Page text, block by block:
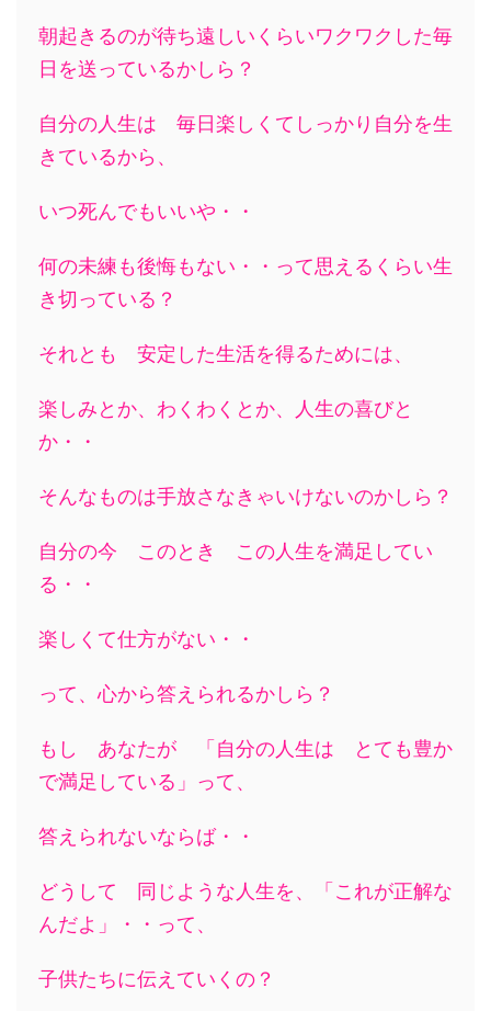
朝起きるのが待ち遠しいくらいワクワクした毎
日を送っているかしら？
自分の人生は 毎日楽しくてしっかり自分を生
きているから、
いつ死んでもいいや・・
何の未練も後悔もない・・って思えるくらい生
き切っている？
それとも 安定した生活を得るためには、
楽しみとか、わくわくとか、人生の喜びと
か・・
そんなものは手放さなきゃいけないのかしら？
自分の今 このとき この人生を満足してい
る・・
楽しくて仕方がない・・
って、心から答えられるかしら？
もし あなたが 「自分の人生は とても豊か
で満足している」って、
答えられないならば・・
どうして 同じような人生を、「これが正解な
んだよ」・・って、
子供たちに伝えていくの？